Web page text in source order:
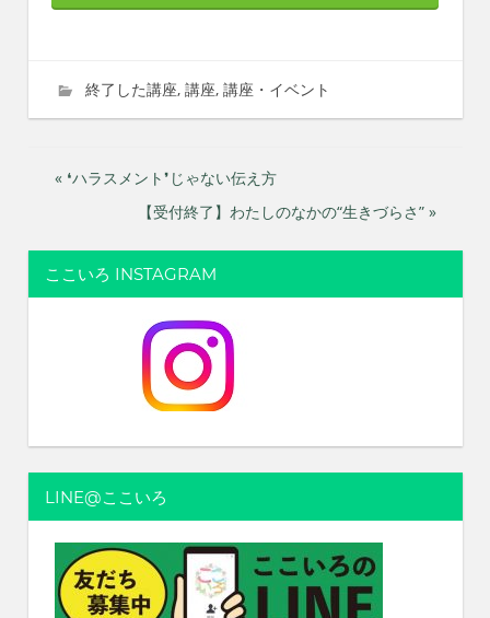
2024年1月2日
imati
終了した講座, 講座, 講座・イベント
投
ナ
シ
ョ
ン
« ❛ハラスメント❜じゃない伝え方
【受付終了】わたしのなかの“生きづらさ” »
ここいろ INSTAGRAM
LINE@ここいろ